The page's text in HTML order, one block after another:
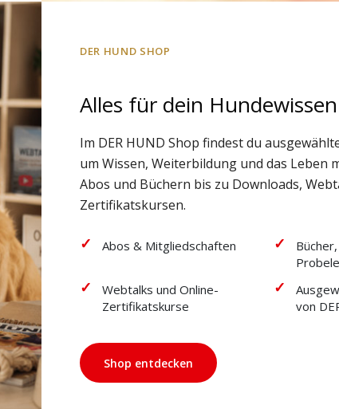
DER HUND SHOP
Alles für dein Hundewissen
Im DER HUND Shop findest du
um Wissen, Weiterbildung und das Leben
Abos und Büchern bis zu Downloads,
Zertifikatskursen.
Abos & Mitgliedschaften
Webtalks und Online-
Zertifikatskurse
von
Shop entdecken